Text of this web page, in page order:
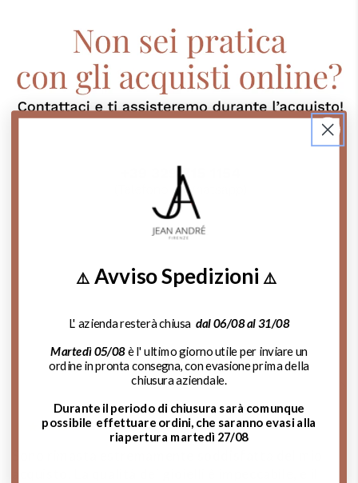
Cosa dicono di noi:
⚠️ Avviso Spedizioni ⚠️
L' azienda resterà chiusa dal 06/08 al 31/08
Martedì 05/08è l' ultimo giorno utile per inviare un
ordine in pronta consegna, con evasione prima della
chiusura aziendale.
Durante il periodo di chiusura sarà comunque
possibile effettuare ordini, che saranno evasi alla
riapertura martedì 27/08